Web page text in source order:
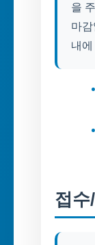
을
마
내
접수